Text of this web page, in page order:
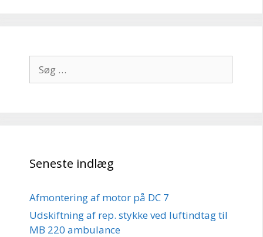
efter:
Seneste indlæg
Afmontering af motor på DC 7
Udskiftning af rep. stykke ved luftindtag til
MB 220 ambulance